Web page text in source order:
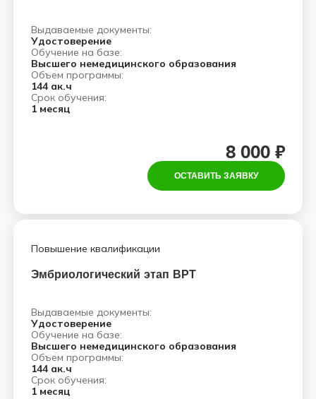
Выдаваемые документы:
Удостоверение
Обучение на базе:
Высшего немедицинского образования
Объем программы:
144 ак.ч
Срок обучения:
1 месяц
8 000 ₽
ОСТАВИТЬ ЗАЯВКУ
Повышение квалификации
Эмбриологический этап ВРТ
Выдаваемые документы:
Удостоверение
Обучение на базе:
Высшего немедицинского образования
Объем программы:
144 ак.ч
Срок обучения:
1 месяц